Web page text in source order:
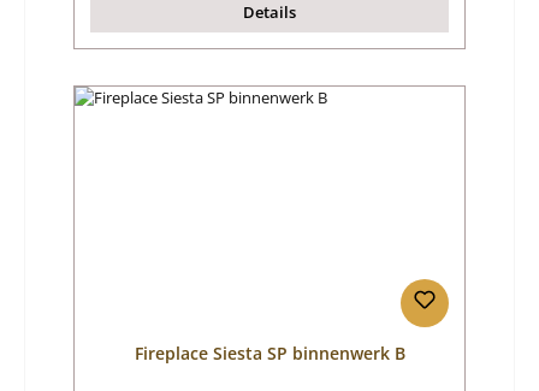
Details
Fireplace Siesta SP binnenwerk B